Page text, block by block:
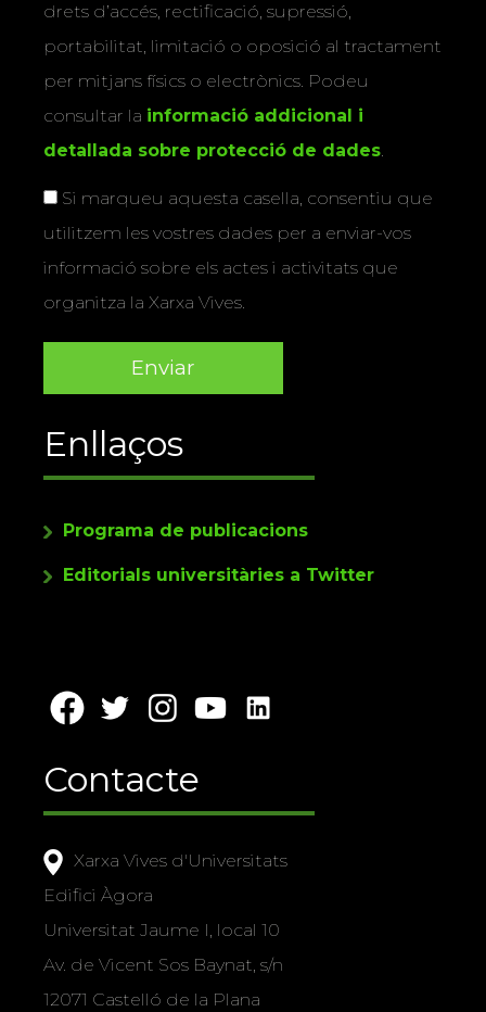
drets d’accés, rectificació, supressió,
portabilitat, limitació o oposició al tractament
per mitjans físics o electrònics. Podeu
consultar la informació addicional i
detallada sobre protecció de dades.
Si marqueu aquesta casella, consentiu que
utilitzem les vostres dades per a enviar-vos
informació sobre els actes i activitats que
organitza la Xarxa Vives.
Enllaços
Programa de publicacions
Editorials universitàries a Twitter
Contacte
Xarxa Vives d'Universitats
Edifici Àgora
Universitat Jaume I, local 10
Av. de Vicent Sos Baynat, s/n
12071 Castelló de la Plana